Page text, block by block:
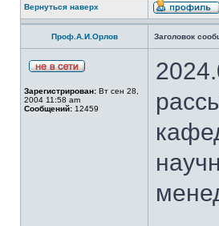
Вернуться наверх
Проф.А.И.Орлов Заголовок
Зарегистрирован: Вт сен 28,
2004 11:58 am
Сообщений: 12459